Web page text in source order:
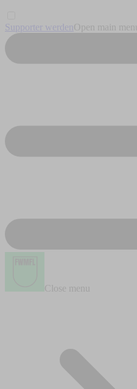
Supporter werden Open main menu
Close menu